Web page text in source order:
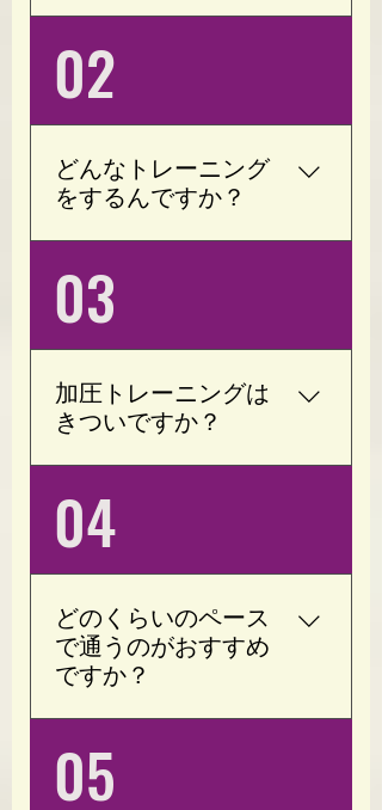
は「運動が苦手」「ジム
が続かなかった」「何年
も運動をしていない」と
いう方が多く通われてい
ます。 加圧トレーニング
は低負荷・短時間でも効
率よく身体を動かせるた
め、運動初心者の方でも
無理なく始められます。
お一人おひとりの体力や
目的に合わせて進めます
ので、安心してご利用く
ださい。
02
どんなトレーニング
をするんですか？
ンに行います。 腕や脚の
付け根に専用の加圧ベル
トを装着し、軽い負荷で
トレーニングを行いま
す。 お身体の状態や目標
に合わせて内容を調整い
たしますので、初心者の
方でも安心して取り組め
ます。
03
加圧トレーニングは
きついですか？
客様一人ひとりのお身体
に合わせて加圧の強さを
調整しています。 無理に
追い込むトレーニングで
はなく、運動が苦手な方
でも続けやすい内容をご
提案しています。
04
どのくらいのペース
で通うのがおすすめ
ですか？
って異なりますが、週1回
（月4回）のペースから
05